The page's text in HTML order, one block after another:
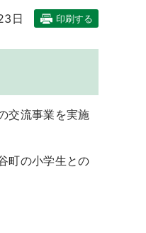
日 印刷する
交流事業を実施
町の小学生との